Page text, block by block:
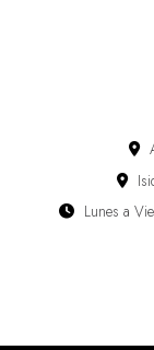
Lunes a